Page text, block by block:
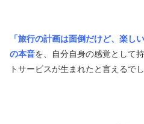
「旅行の計画は面倒だけど、楽し
の本音を、自分自身の感覚として
トサービスが生まれたと言えるでし